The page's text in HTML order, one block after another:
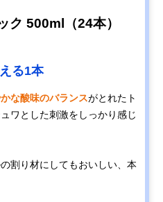
ク 500ml（24本）
る1本
な酸味のバランスがとれたト
ワとした刺激をしっかり感じ
割り材にしてもおいしい、本